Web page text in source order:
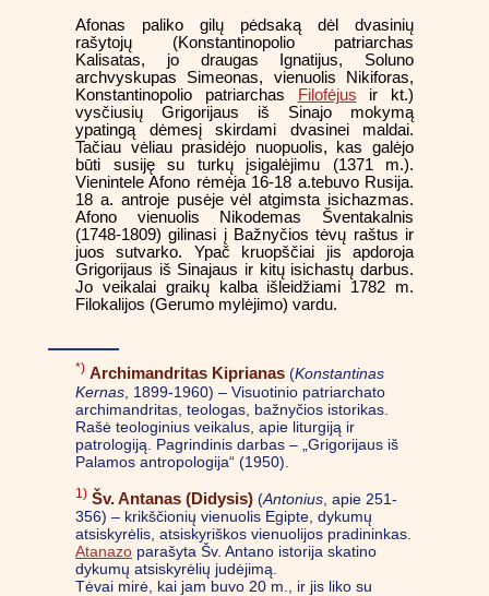
Afonas paliko gilų pėdsaką dėl dvasinių
rašytojų (Konstantinopolio patriarchas
Kalisatas, jo draugas Ignatijus, Soluno
archvyskupas Simeonas, vienuolis Nikiforas,
Konstantinopolio patriarchas
Filofėjus ir kt.)
vysčiusių Grigorijaus iš Sinajo mokymą
ypatingą dėmesį skirdami dvasinei maldai.
Tačiau vėliau prasidėjo nuopuolis, kas galėjo
būti susiję su turkų įsigalėjimu (1371 m.).
Vienintele Afono rėmėja 16-18 a.tebuvo Rusija.
18 a. antroje pusėje vėl atgimsta isichazmas.
Afono vienuolis Nikodemas Šventakalnis
(1748-1809) gilinasi į Bažnyčios tėvų raštus ir
juos sutvarko. Ypač kruopščiai jis apdoroja
Grigorijaus iš Sinajaus ir kitų isichastų darbus.
Jo veikalai graikų kalba išleidžiami 1782 m.
Filokalijos (Gerumo mylėjimo) vardu.
*) Archimandritas Kiprianas (Konstantinas
Kernas , 1899-1960) – Visuotinio patriarchato
archimandritas, teologas, bažnyčios istorikas.
Rašė teologinius veikalus, apie liturgiją ir
patrologiją. Pagrindinis darbas – „Grigorijaus iš
Palamos antropologija“ (1950).
1) Šv. Antanas (Didysis) (Antonius , apie 251-
356) – krikščionių vienuolis Egipte, dykumų
atsiskyrėlis, atsiskyriškos vienuolijos pradininkas.
Atanazo parašyta Šv. Antano istorija skatino
dykumų atsiskyrėlių judėjimą.
Tėvai mirė, kai jam buvo 20 m., ir jis liko su